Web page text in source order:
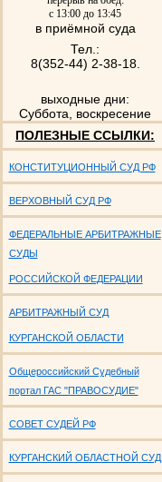
с 13:00 до 13:45
в приёмной суда
Тел.:
8(352-44) 2-38-18.
выходные дни:
Суббота, воскресение
ПОЛЕЗНЫЕ ССЫЛКИ:
КОНСТИТУЦИОННЫЙ СУД РФ
ВЕРХОВНЫЙ СУД РФ
ФЕДЕРАЛЬНЫЕ АРБИТРАЖНЫЕ
СУДЫ
РОССИЙСКОЙ ФЕДЕРАЦИИ
АРБИТРАЖНЫЙ СУД
КУРГАНСКОЙ ОБЛАСТИ
Общероссийский Судебный
портал ГАС "ПРАВОСУДИЕ"
СОВЕТ СУДЕЙ РФ
КУРГАНСКИЙ ОБЛАСТНОЙ СУД